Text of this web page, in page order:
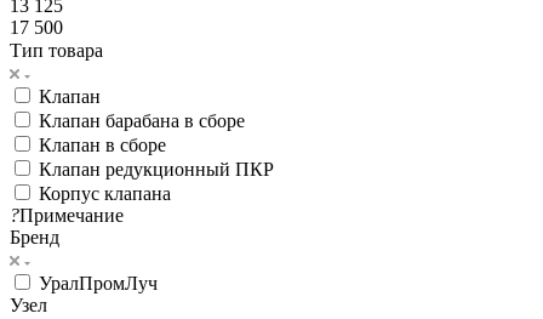
13 125
17 500
Тип товара
Клапан
Клапан барабана в сборе
Клапан в сборе
Клапан редукционный ПКР
Корпус клапана
?Примечание
Бренд
УралПромЛуч
Узел